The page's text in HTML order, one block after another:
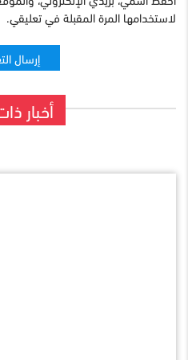
لاستخدامها المرة المقبلة في تعليقي.
أخبار